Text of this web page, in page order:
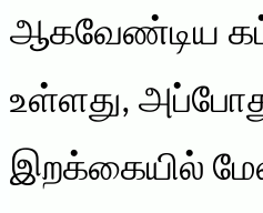
ஆகவேண்டிய
உள்ளது,
இறக்கையில்